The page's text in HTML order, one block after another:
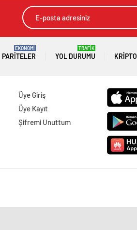
PARITELER
EKONOMİ
YOL DURUMU
TRAFİK
Üye Giriş
Üye Kayıt
Şifremi Unuttum